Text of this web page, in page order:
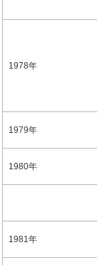
1978年
1979年
1980年
1981年